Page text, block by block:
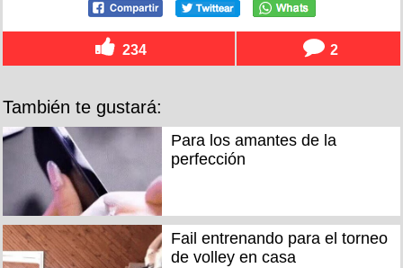
234 2
También te gustará:
Para los amantes de la
perfección
Fail entrenando para el torneo
de volley en casa